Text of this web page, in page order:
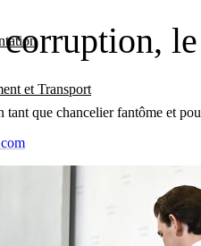
et Transport
tant que chancelier fantôme et